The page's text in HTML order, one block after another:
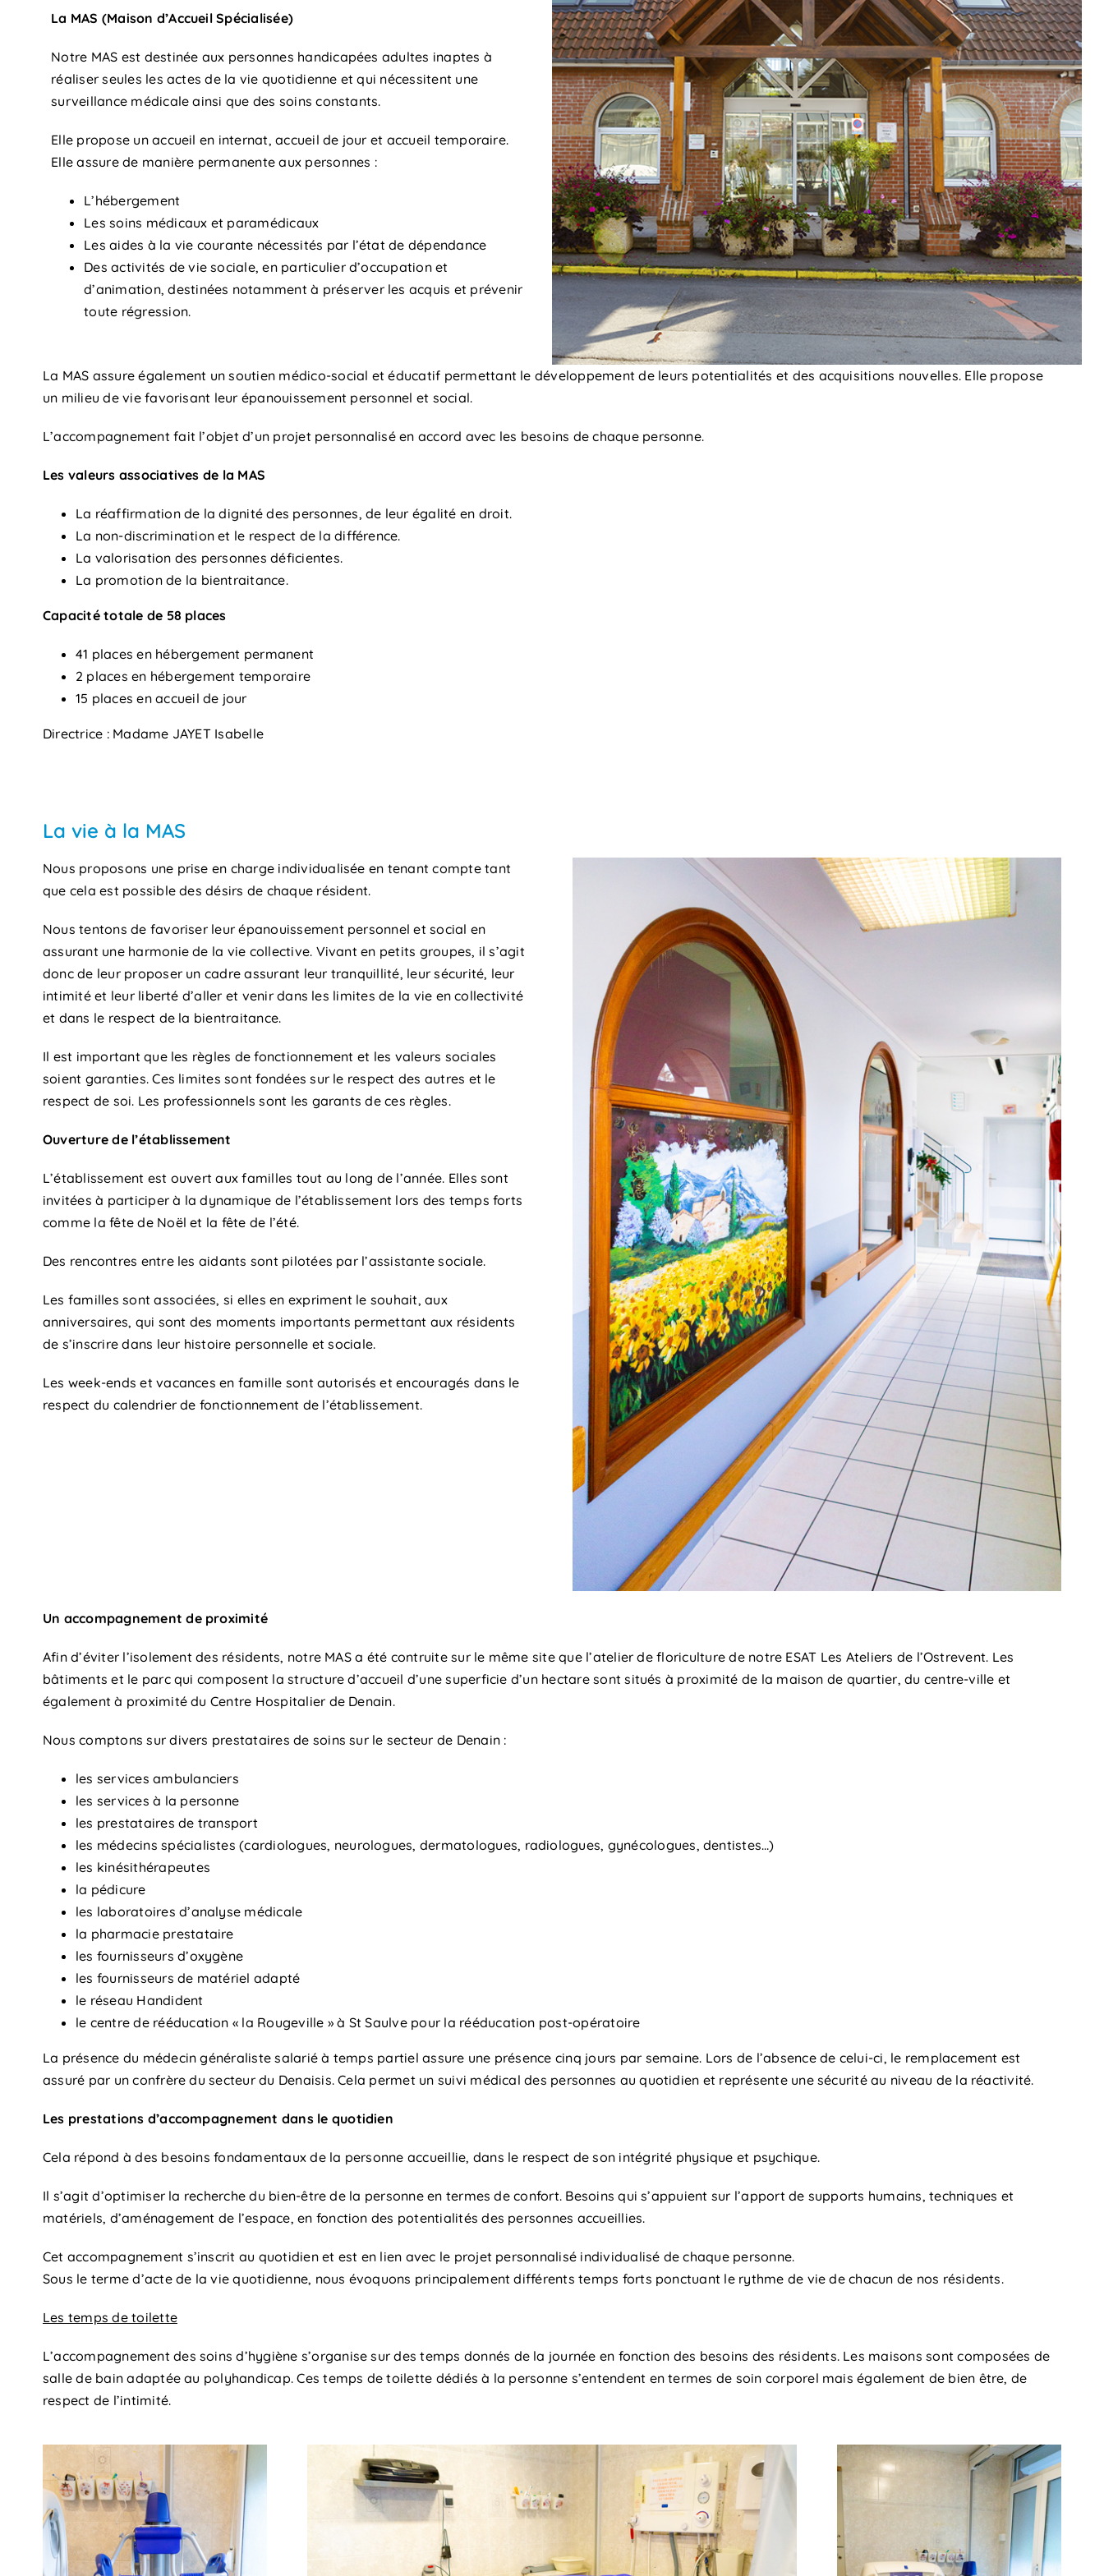
La MAS (Maison d’Accueil Spécialisée)
Notre MAS est destinée aux personnes handicapées adultes inaptes à
réaliser seules les actes de la vie quotidienne et qui nécessitent une
surveillance médicale ainsi que des soins constants.
Elle propose un accueil en internat, accueil de jour et accueil temporaire.
Elle assure de manière permanente aux personnes :
L’hébergement
Les soins médicaux et paramédicaux
Les aides à la vie courante nécessités par l’état de dépendance
Des activités de vie sociale, en particulier d’occupation et
d’animation, destinées notamment à préserver les acquis et prévenir
toute régression.
La MAS assure également un soutien médico-social et éducatif permettant le développement de leurs potentialités et des acquisitions nouvelles. Elle propose
un milieu de vie favorisant leur épanouissement personnel et social.
L’accompagnement fait l’objet d’un projet personnalisé en accord avec les besoins de chaque personne.
Les valeurs associatives de la MAS
La réaffirmation de la dignité des personnes, de leur égalité en droit.
La non-discrimination et le respect de la différence.
La valorisation des personnes déficientes.
La promotion de la bientraitance.
Capacité totale de 58 places
41 places en hébergement permanent
2 places en hébergement temporaire
15 places en accueil de jour
Directrice : Madame JAYET Isabelle
La vie à la MAS
Nous proposons une prise en charge individualisée en tenant compte tant
que cela est possible des désirs de chaque résident.
Nous tentons de favoriser leur épanouissement personnel et social en
assurant une harmonie de la vie collective. Vivant en petits groupes, il s’agit
donc de leur proposer un cadre assurant leur tranquillité, leur sécurité, leur
intimité et leur liberté d’aller et venir dans les limites de la vie en collectivité
et dans le respect de la bientraitance.
Il est important que les règles de fonctionnement et les valeurs sociales
soient garanties. Ces limites sont fondées sur le respect des autres et le
respect de soi. Les professionnels sont les garants de ces règles.
Ouverture de l’établissement
L’établissement est ouvert aux familles tout au long de l’année. Elles sont
invitées à participer à la dynamique de l’établissement lors des temps forts
comme la fête de Noël et la fête de l’été.
Des rencontres entre les aidants sont pilotées par l’assistante sociale.
Les familles sont associées, si elles en expriment le souhait, aux
anniversaires, qui sont des moments importants permettant aux résidents
de s’inscrire dans leur histoire personnelle et sociale.
Les week-ends et vacances en famille sont autorisés et encouragés dans le
respect du calendrier de fonctionnement de l’établissement.
Un accompagnement de proximité
Afin d’éviter l’isolement des résidents, notre MAS a été contruite sur le même site que l’atelier de floriculture de notre ESAT Les Ateliers de l’Ostrevent. Les
bâtiments et le parc qui composent la structure d’accueil d’une superficie d’un hectare sont situés à proximité de la maison de quartier, du centre-ville et
également à proximité du Centre Hospitalier de Denain.
Nous comptons sur divers prestataires de soins sur le secteur de Denain :
les services ambulanciers
les services à la personne
les prestataires de transport
les médecins spécialistes (cardiologues, neurologues, dermatologues, radiologues, gynécologues, dentistes…)
les kinésithérapeutes
la pédicure
les laboratoires d’analyse médicale
la pharmacie prestataire
les fournisseurs d’oxygène
les fournisseurs de matériel adapté
le réseau Handident
le centre de rééducation « la Rougeville » à St Saulve pour la rééducation post-opératoire
La présence du médecin généraliste salarié à temps partiel assure une présence cinq jours par semaine. Lors de l’absence de celui-ci, le remplacement est
assuré par un confrère du secteur du Denaisis. Cela permet un suivi médical des personnes au quotidien et représente une sécurité au niveau de la réactivité.
Les prestations d’accompagnement dans le quotidien
Cela répond à des besoins fondamentaux de la personne accueillie, dans le respect de son intégrité physique et psychique.
Il s’agit d’optimiser la recherche du bien-être de la personne en termes de confort. Besoins qui s’appuient sur l’apport de supports humains, techniques et
matériels, d’aménagement de l’espace, en fonction des potentialités des personnes accueillies.
Cet accompagnement s’inscrit au quotidien et est en lien avec le projet personnalisé individualisé de chaque personne.
Sous le terme d’acte de la vie quotidienne, nous évoquons principalement différents temps forts ponctuant le rythme de vie de chacun de nos résidents.
Les temps de toilette
L’accompagnement des soins d’hygiène s’organise sur des temps donnés de la journée en fonction des besoins des résidents. Les maisons sont composées de
salle de bain adaptée au polyhandicap. Ces temps de toilette dédiés à la personne s’entendent en termes de soin corporel mais également de bien être, de
respect de l’intimité.